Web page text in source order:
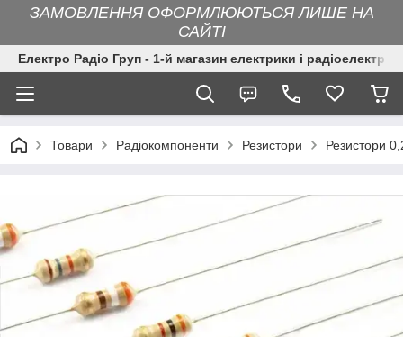
ЗАМОВЛЕННЯ ОФОРМЛЮЮТЬСЯ ЛИШЕ НА
САЙТІ
Електро Радіо Груп - 1-й магазин електрики і
Товари Радіокомпоненти Резистори Резистори